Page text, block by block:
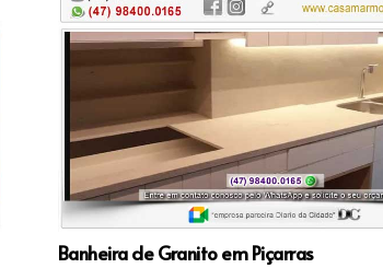
Banheira de Granito em Piçarras